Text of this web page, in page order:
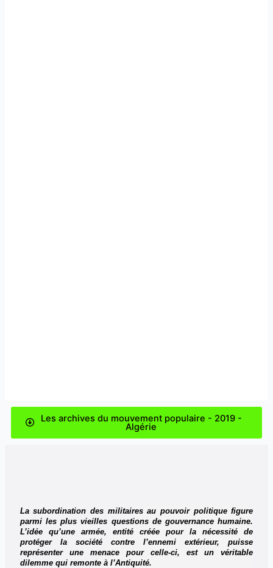
Les archives du mouvement populaire - 2019 -
Algérie
La subordination des militaires au pouvoir politique figure
parmi les plus vieilles questions de gouvernance humaine.
L’idée qu’une armée, entité créée pour la nécessité de
protéger la société contre l’ennemi extérieur, puisse
représenter une menace pour celle-ci, est un véritable
dilemme qui remonte à l’Antiquité.